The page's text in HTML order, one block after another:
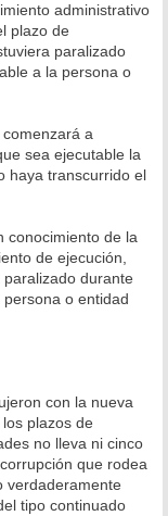
administrativo
plazo de
paralizado
a la persona o
a
sea ejecutable la
haya transcurrido el
conocimiento de la
de ejecución,
durante
o entidad
con la nueva
plazos de
no lleva ni cinco
que rodea
verdaderamente
tipo continuado